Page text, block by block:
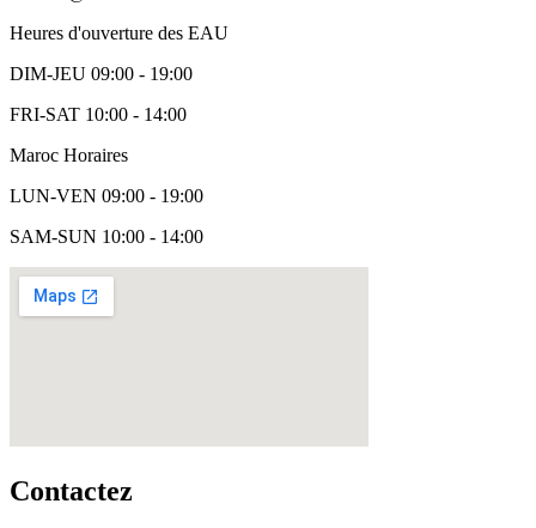
Heures d'ouverture des EAU
DIM-JEU 09:00 - 19:00
FRI-SAT 10:00 - 14:00
Maroc Horaires
LUN-VEN 09:00 - 19:00
SAM-SUN 10:00 - 14:00
Contactez